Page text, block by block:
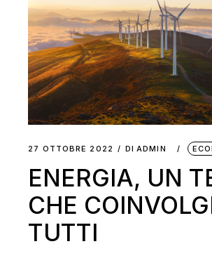
27 OTTOBRE 2022 DI ADMIN
ENERGIA, UN
CHE
TUTTI